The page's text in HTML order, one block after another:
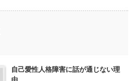
自己愛性人格障害に話が通じない理
由